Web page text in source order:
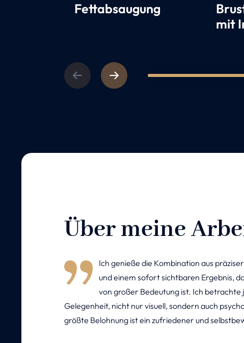
Fettabsaugung
mit
Previous Next 1
Über meine
Ich genieße die Kombination aus
und einem sofort sichtbaren Ergebnis,
von großer Bedeutung ist. Ich betrachte
Gelegenheit, nicht nur visuell, sondern auch
größte Belohnung ist ein zufriedener und